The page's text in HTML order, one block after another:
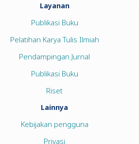
Layanan
Publikasi Buku
Pelatihan Karya Tulis Ilmiah
Pendampingan Jurnal
Publikasi Buku
Riset
Lainnya
Kebijakan pengguna
Privasi